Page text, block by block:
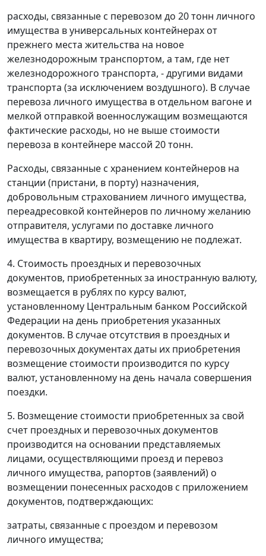
расходы, связанные с перевозом до 20 тонн личного
имущества в универсальных контейнерах от
прежнего места жительства на новое
железнодорожным транспортом, а там, где нет
железнодорожного транспорта, - другими видами
транспорта (за исключением воздушного). В случае
перевоза личного имущества в отдельном вагоне и
мелкой отправкой военнослужащим возмещаются
фактические расходы, но не выше стоимости
перевоза в контейнере массой 20 тонн.
Расходы, связанные с хранением контейнеров на
станции (пристани, в порту) назначения,
добровольным страхованием личного имущества,
переадресовкой контейнеров по личному желанию
отправителя, услугами по доставке личного
имущества в квартиру, возмещению не подлежат.
4. Стоимость проездных и перевозочных
документов, приобретенных за иностранную валюту,
возмещается в рублях по курсу валют,
установленному Центральным банком Российской
Федерации на день приобретения указанных
документов. В случае отсутствия в проездных и
перевозочных документах даты их приобретения
возмещение стоимости производится по курсу
валют, установленному на день начала совершения
поездки.
5. Возмещение стоимости приобретенных за свой
счет проездных и перевозочных документов
производится на основании представляемых
лицами, осуществляющими проезд и перевоз
личного имущества, рапортов (заявлений) о
возмещении понесенных расходов с приложением
документов, подтверждающих:
затраты, связанные с проездом и перевозом
личного имущества;